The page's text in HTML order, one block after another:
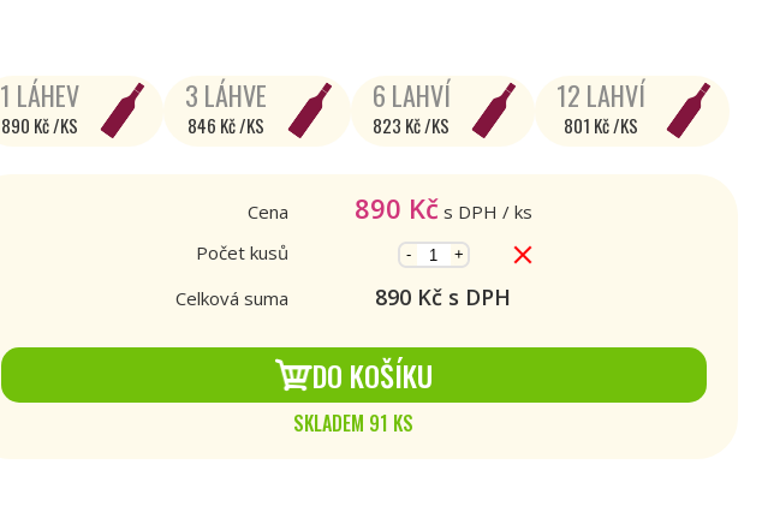
1 LÁHEV
890 Kč /KS
3 LÁHVE
846 Kč /KS
6 LAHVÍ
823 Kč /KS
12 LAHVÍ
801 Kč /KS
Cena 890 Kč s DPH / ks
Počet kusů
- +
Celková suma 890 Kč s DPH
DO KOŠÍKU
SKLADEM 91 KS